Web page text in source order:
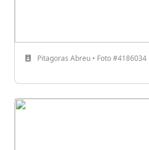
Pitagoras Abreu • Foto #4186034